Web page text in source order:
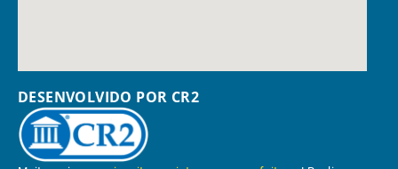
DESENVOLVIDO POR CR2